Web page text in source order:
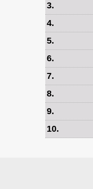
3.
4.
5.
6.
7.
8.
9.
10.